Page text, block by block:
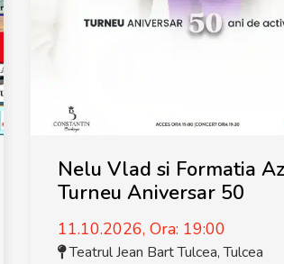
Nelu Vlad si Formatia
Turneu Aniversar 50
11.10.2026, Ora: 19:00
Teatrul Jean Bart Tulcea,Tulcea